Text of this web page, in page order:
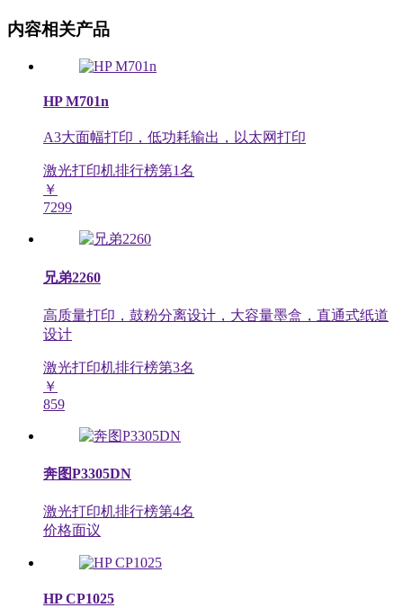
内容相关产品
HP M701n
A3大面幅打印，低功耗输出，以太网打印
激光打印机排行榜第1名
￥
7299
兄弟2260
高质量打印，鼓粉分离设计，大容量墨盒，直通式纸道
设计
激光打印机排行榜第3名
￥
859
奔图P3305DN
激光打印机排行榜第4名
价格面议
HP CP1025